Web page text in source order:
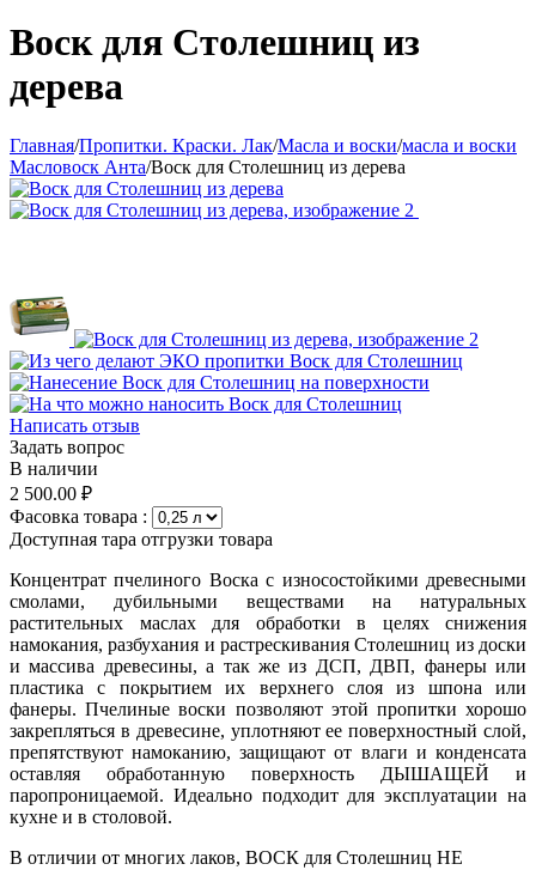
Воск для Столешниц из
дерева
Главная/Пропитки. Краски. Лак/Масла и воски/масла и воски
Масловоск Анта/Воск для Столешниц из дерева
Написать отзыв
Задать вопрос
В наличии
2 500.00 ₽
Фасовка товара :
Доступная тара отгрузки товара​
Концентрат пчелиного Воска с износостойкими древесными
смолами, дубильными веществами на натуральных
растительных маслах для обработки в целях снижения
намокания, разбухания и растрескивания Столешниц из доски
и массива древесины, а так же из ДСП, ДВП, фанеры или
пластика с покрытием их верхнего слоя из шпона или
фанеры. Пчелиные воски позволяют этой пропитки хорошо
закрепляться в древесине, уплотняют ее поверхностный слой,
препятствуют намоканию, защищают от влаги и конденсата
оставляя обработанную поверхность ДЫШАЩЕЙ и
паропроницаемой. Идеально подходит для эксплуатации на
кухне и в столовой.
В отличии от многих лаков, ВОСК для Столешниц НЕ